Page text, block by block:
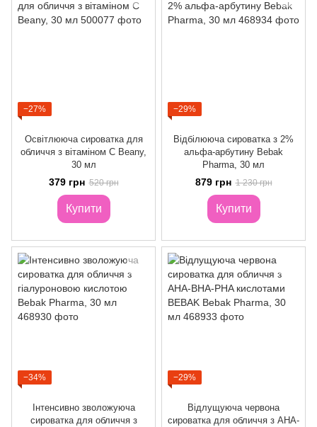
−27%
Освітлююча сироватка для
обличчя з вітаміном С Beany,
30 мл
379 грн 520 грн
Купити
−29%
Відбілююча сироватка з 2%
альфа-арбутину Bebak
Pharma, 30 мл
879 грн 1 230 грн
Купити
−34%
Інтенсивно зволожуюча
сироватка для обличчя з
−29%
Відлущуюча червона
сироватка для обличчя з AHA-